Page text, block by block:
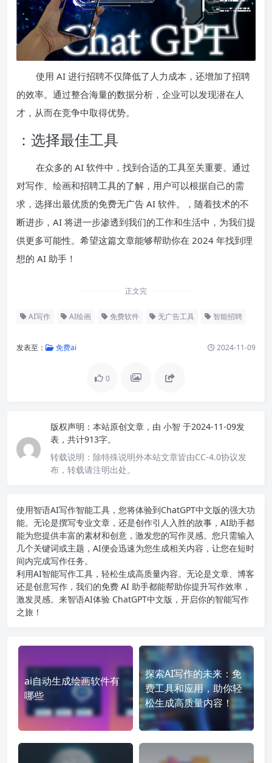
使用 AI 进行招聘不仅降低了人力成本，还增加了招聘
的效率。通过整合海量的数据分析，企业可以发现潜在人
才，从而在竞争中取得优势。
：选择最佳工具
在众多的 AI 软件中，找到合适的工具至关重要。通过
对写作、绘画和招聘工具的了解，用户可以根据自己的需
求，选择出最优质的免费无广告 AI 软件。，随着技术的不
断进步，AI 将进一步渗透到我们的工作和生活中，为我们提
供更多可能性。希望这篇文章能够帮助你在 2024 年找到理
想的 AI 助手！
正文完
AI写作 AI绘画 免费软件 无广告工具 智能招聘
发表至： 免费ai 2024-11-09
0
版权声明： 本站原创文章，由 小智 于2024-11-09发
表，共计913字。
转载说明： 除特殊说明外本站文章皆由CC-4.0协议发
布，转载请注明出处。
使用智语AI写作智能工具，您将体验到ChatGPT中文版的强大功
能。无论是撰写专业文章，还是创作引人入胜的故事，AI助手都
能为您提供丰富的素材和创意，激发您的写作灵感。您只需输入
几个关键词或主题，AI便会迅速为您生成相关内容，让您在短时
间内完成写作任务。
利用AI智能写作工具，轻松生成高质量内容。无论是文章、博客
还是创意写作，我们的免费 AI 助手都能帮助你提升写作效率，
激发灵感。来智语AI体验 ChatGPT中文版 ，开启你的智能写作
之旅！
ai自动生成绘画软件有
哪些
探索AI写作的未来：免
费工具和应用，助你轻
松生成高质量内容！